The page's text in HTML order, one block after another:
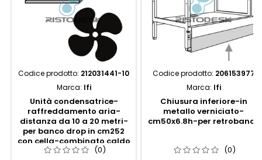
Codice prodotto: 212031441-10
Marca: Ifi
Unità condensatrice-
raffreddamento aria-
distanza da 10 a 20 metri-
per banco drop in cm252
con cella-combinato caldo
freddo
(0)
Codice prodotto: 206153977
Marca: Ifi
Chiusura inferiore-in
metallo verniciato-
cm50x6.8h-per retrobanco
(0)